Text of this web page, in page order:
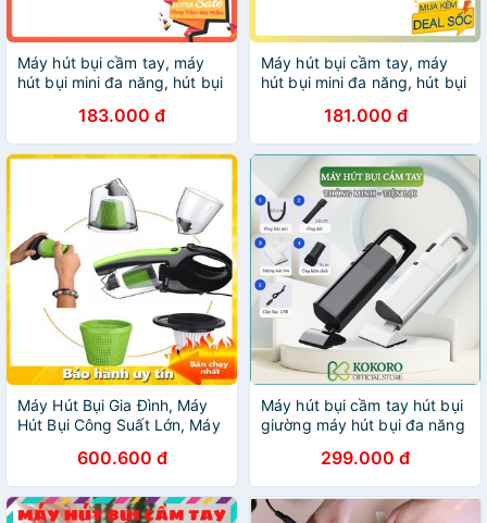
Máy hút bụi cầm tay, máy
hút bụi mini đa năng, hút bụi
183.000 đ
Máy hút bụi cầm tay, máy
hút bụi mini đa năng, hút bụi
181.000 đ
Máy Hút Bụi Gia Đình, Máy
Hút Bụi Công Suất Lớn, Máy
600.600 đ
Máy hút bụi cầm tay hút bụi
giường máy hút bụi đa năng
299.000 đ